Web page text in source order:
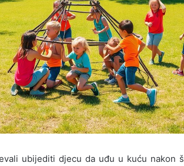
ubijediti djecu da uđu u kuću nakon